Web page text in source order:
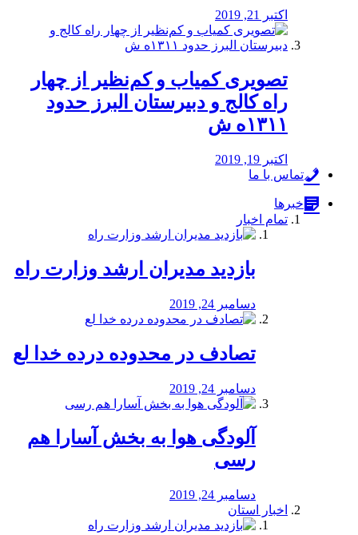
اکتبر 21, 2019
️تصویری کمیاب و کم‌نظیر از چهار
راه كالج و دبيرستان البرز حدود
۱۳۱۱ه ش
اکتبر 19, 2019
تماس با ما
خبرها
تمام اخبار
بازدید مدیران ارشد وزارت راه
دسامبر 24, 2019
تصادف در محدوده درده خدا لع
دسامبر 24, 2019
آلودگی هوا به بخش آسارا هم
رسی
دسامبر 24, 2019
اخبار استان